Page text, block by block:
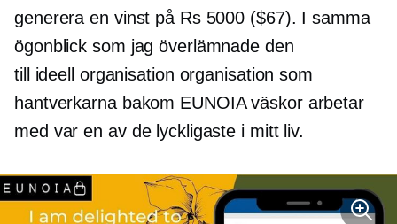
generera en vinst på Rs 5000 ($67). I samma
ögonblick som jag överlämnade den
till ideell organisation organisation som
hantverkarna bakom EUNOIA väskor arbetar
med var en av de lyckligaste i mitt liv.